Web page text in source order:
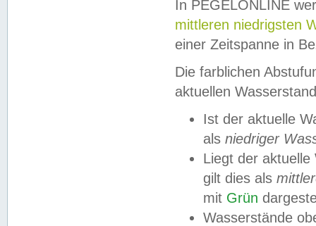
In PEGELONLINE
mittleren niedrigsten
einer Zeitspanne in
Die farblichen
aktuellen
Ist der aktuelle
als niedriger
Liegt der
gilt dies als
mit Grün
Wasserstände